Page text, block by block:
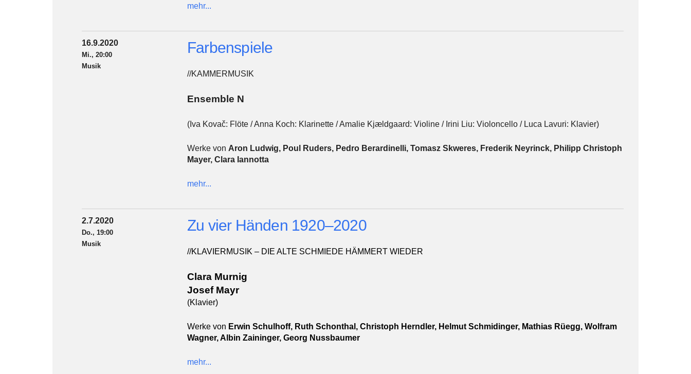
mehr...
16.9.2020
Mi., 20:00
Musik
Farbenspiele
//KAMMERMUSIK
Ensemble N
(Iva Kovač: Flöte / Anna Koch: Klarinette / Amalie Kjældgaard: Violine / Irini Liu: Violoncello / Luca Lavuri: Klavier)
Werke von Aron Ludwig, Poul Ruders, Pedro Berardinelli, Tomasz Skweres, Frederik Neyrinck, Philipp Christoph
Mayer, Clara Iannotta
mehr...
2.7.2020
Do., 19:00
Musik
Zu vier Händen 1920–2020
//KLAVIERMUSIK – DIE ALTE SCHMIEDE HÄMMERT WIEDER
Clara Murnig
Josef Mayr
(Klavier)
Werke von Erwin Schulhoff, Ruth Schonthal, Christoph Herndler, Helmut Schmidinger, Mathias Rüegg, Wolfram
Wagner, Albin Zaininger, Georg Nussbaumer
mehr...